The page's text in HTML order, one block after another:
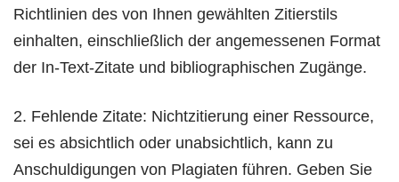
Richtlinien des von Ihnen gewählten Zitierstils
einhalten, einschließlich der angemessenen Format
der In-Text-Zitate und bibliographischen Zugänge.
2. Fehlende Zitate: Nichtzitierung einer Ressource,
sei es absichtlich oder unabsichtlich, kann zu
Anschuldigungen von Plagiaten führen. Geben Sie